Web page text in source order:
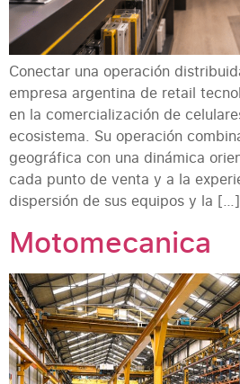
Conectar una operación
empresa argentina de retail
en la comercialización de
ecosistema. Su operación
geográfica con una dinámica
cada punto de venta y a la
dispersión de sus equipos y la […]
Motomecanica